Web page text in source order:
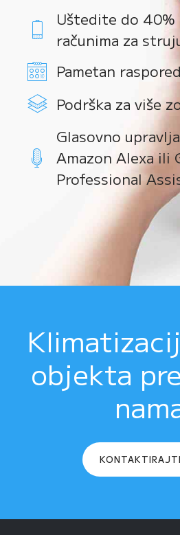
Uštedite do 40%
računima za
Pametan raspored
Podrška za više
Glasovno
Amazon Alexa ili
Professional
objekta